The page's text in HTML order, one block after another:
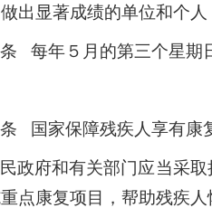
出显著成绩的单位和个
每年５月的第三个星期
国家保障残疾人享有康
政府和有关部门应当采
点康复项目，帮助残疾